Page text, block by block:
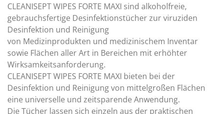
CLEANISEPT WIPES FORTE MAXI sind alkoholfreie,
gebrauchsfertige Desinfektionstücher zur viruziden
Desinfektion und Reinigung
von Medizinprodukten und medizinischem Inventar
sowie Flächen aller Art in Bereichen mit erhöhter
Wirksamkeitsanforderung.
CLEANISEPT WIPES FORTE MAXI bieten bei der
Desinfektion und Reinigung von mittelgroßen Flächen
eine universelle und zeitsparende Anwendung.
Die Tücher lassen sich einzeln aus der praktischen